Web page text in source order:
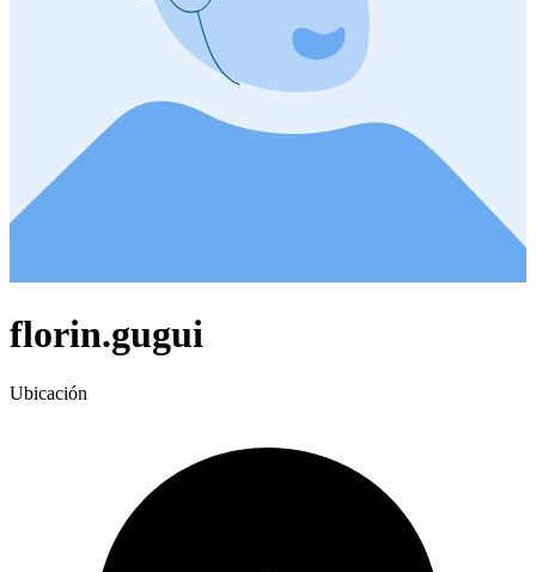
florin.gugui
Ubicación